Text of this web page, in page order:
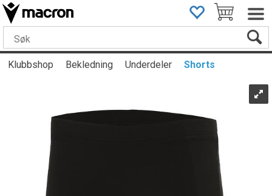
Klubbshop Bekledning Underdeler Shorts